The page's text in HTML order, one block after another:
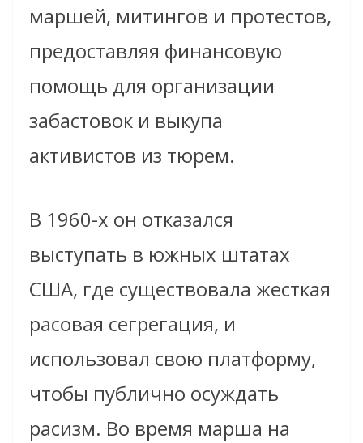
маршей, митингов и протестов,
предоставляя финансовую
помощь для организации
забастовок и выкупа
активистов из тюрем.
В 1960-х он отказался
выступать в южных штатах
США, где существовала жесткая
расовая сегрегация, и
использовал свою платформу,
чтобы публично осуждать
расизм. Во время марша на